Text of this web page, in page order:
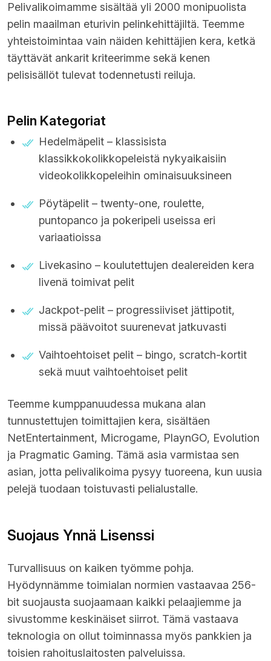
Pelivalikoimamme sisältää yli 2000 monipuolista
pelin maailman eturivin pelinkehittäjiltä. Teemme
yhteistoimintaa vain näiden kehittäjien kera, ketkä
täyttävät ankarit kriteerimme sekä kenen
pelisisällöt tulevat todennetusti reiluja.
Pelin Kategoriat
Hedelmäpelit – klassisista
klassikkokolikkopeleistä nykyaikaisiin
videokolikkopeleihin ominaisuuksineen
Pöytäpelit – twenty-one, roulette,
puntopanco ja pokeripeli useissa eri
variaatioissa
Livekasino – koulutettujen dealereiden kera
livenä toimivat pelit
Jackpot-pelit – progressiiviset jättipotit,
missä päävoitot suurenevat jatkuvasti
Vaihtoehtoiset pelit – bingo, scratch-kortit
sekä muut vaihtoehtoiset pelit
Teemme kumppanuudessa mukana alan
tunnustettujen toimittajien kera, sisältäen
NetEntertainment, Microgame, PlaynGO, Evolution
ja Pragmatic Gaming. Tämä asia varmistaa sen
asian, jotta pelivalikoima pysyy tuoreena, kun uusia
pelejä tuodaan toistuvasti pelialustalle.
Suojaus Ynnä Lisenssi
Turvallisuus on kaiken työmme pohja.
Hyödynnämme toimialan normien vastaavaa 256-
bit suojausta suojaamaan kaikki pelaajiemme ja
sivustomme keskinäiset siirrot. Tämä vastaava
teknologia on ollut toiminnassa myös pankkien ja
toisien rahoituslaitosten palveluissa.